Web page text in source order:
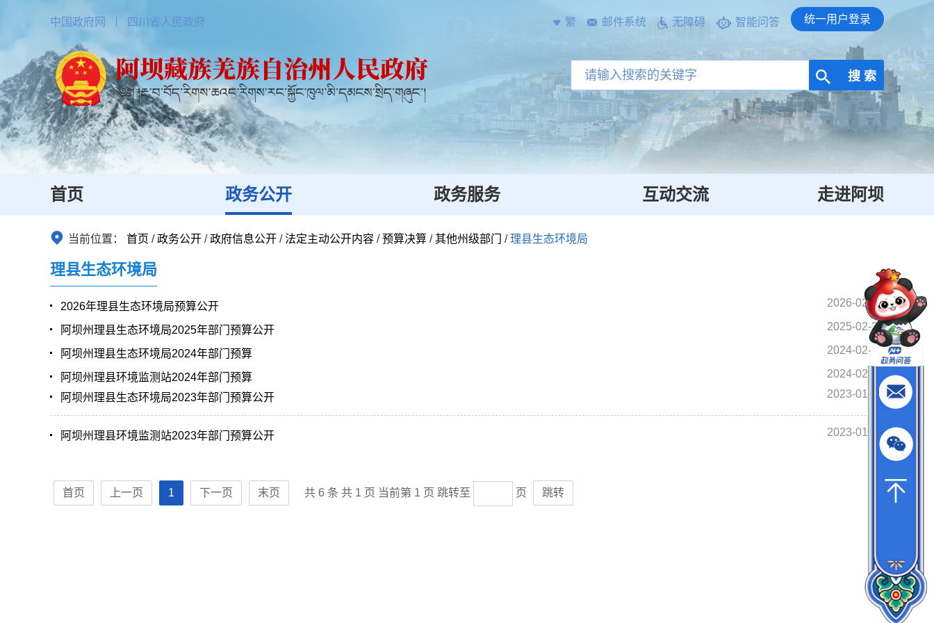
中国政府网 四川省人民政府 繁 邮件系统 无障碍 智能问答 统一用户登录
搜 索
首页 政务公开 政务服务 互动交流 走进阿坝
当前位置： 首页 /政务公开 /政府信息公开 /法定主动公开内容 /预算决算 /其他州级部门 /理县生态环境局
理县生态环境局
2026年理县生态环境局预算公开 2026-02-05
阿坝州理县生态环境局2025年部门预算公开 2025-02-25
阿坝州理县生态环境局2024年部门预算 2024-02-06
阿坝州理县环境监测站2024年部门预算
2024-02-06
阿坝州理县生态环境局2023年部门预算公开
2023-01-15
阿坝州理县环境监测站2023年部门预算公开 2023-01-15
首页 上一页 1 下一页 末页 共 6 条 共 1 页 当前第 1 页 跳转至 页 跳转